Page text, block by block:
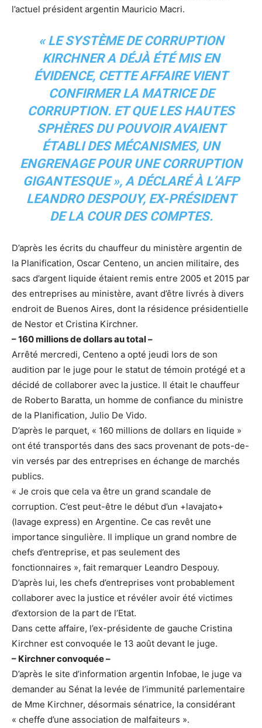
l’actuel président argentin Mauricio Macri.
« LE SYSTÈME DE CORRUPTION
KIRCHNER A DÉJÀ ÉTÉ MIS EN
ÉVIDENCE, CETTE AFFAIRE VIENT
CONFIRMER LA MATRICE DE
CORRUPTION. ET QUE LES HAUTES
SPHÈRES DU POUVOIR AVAIENT
ÉTABLI DES MÉCANISMES, UN
ENGRENAGE POUR UNE CORRUPTION
GIGANTESQUE », A DÉCLARÉ À L’AFP
LEANDRO DESPOUY, EX-PRÉSIDENT
DE LA COUR DES COMPTES.
D’après les écrits du chauffeur du ministère argentin de
la Planification, Oscar Centeno, un ancien militaire, des
sacs d’argent liquide étaient remis entre 2005 et 2015 par
des entreprises au ministère, avant d’être livrés à divers
endroit de Buenos Aires, dont la résidence présidentielle
de Nestor et Cristina Kirchner.
– 160 millions de dollars au total –
Arrêté mercredi, Centeno a opté jeudi lors de son
audition par le juge pour le statut de témoin protégé et a
décidé de collaborer avec la justice. Il était le chauffeur
de Roberto Baratta, un homme de confiance du ministre
de la Planification, Julio De Vido.
D’après le parquet, « 160 millions de dollars en liquide »
ont été transportés dans des sacs provenant de pots-de-
vin versés par des entreprises en échange de marchés
publics.
« Je crois que cela va être un grand scandale de
corruption. C’est peut-être le début d’un +lavajato+
(lavage express) en Argentine. Ce cas revêt une
importance singulière. Il implique un grand nombre de
chefs d’entreprise, et pas seulement des
fonctionnaires », fait remarquer Leandro Despouy.
D’après lui, les chefs d’entreprises vont probablement
collaborer avec la justice et révéler avoir été victimes
d’extorsion de la part de l’Etat.
Dans cette affaire, l’ex-présidente de gauche Cristina
Kirchner est convoquée le 13 août devant le juge.
– Kirchner convoquée –
D’après le site d’information argentin Infobae, le juge va
demander au Sénat la levée de l’immunité parlementaire
de Mme Kirchner, désormais sénatrice, la considérant
« cheffe d’une association de malfaiteurs ».